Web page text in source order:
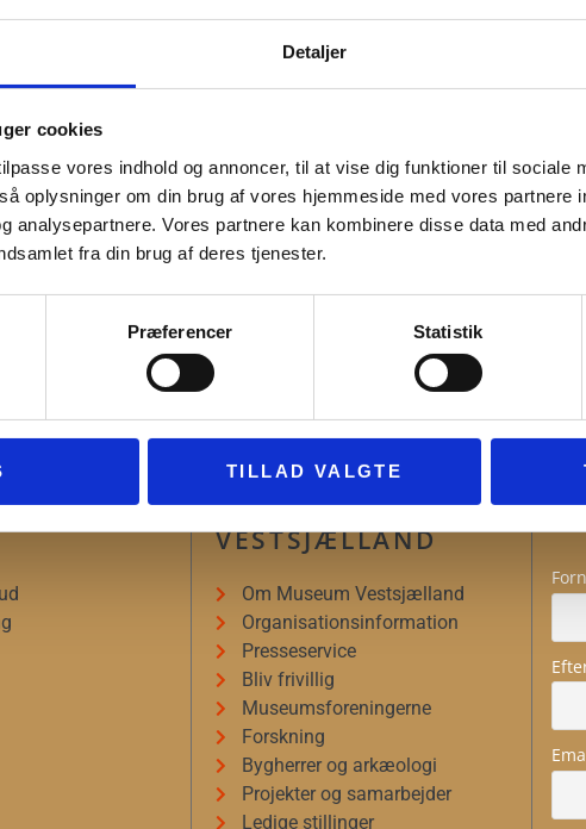
Detaljer
cookies
vores indhold og annoncer, til at vise dig funktioner til sociale
oplysninger om din brug af vores hjemmeside med vores partnere
analysepartnere. Vores partnere kan kombinere disse data med
fra din brug af deres tjenester.
Præferencer Statistik
TILLAD VALGTE
platform for
dansk-tyske
viden og erfaring.
Projektets ni partnere inddrager i alt 45
regionen. Projektbudgettet udgør 1,19
gennemføres over tre år fra 2016 til 2018.
MUSEUM
VESTSJÆLLAND
Om Museum Vestsjælland
Organisationsinformation
Presseservice
Bliv frivillig
Museumsforeningerne
Forskning
Bygherrer og arkæologi
Projekter og samarbejder
Ledige stillinger